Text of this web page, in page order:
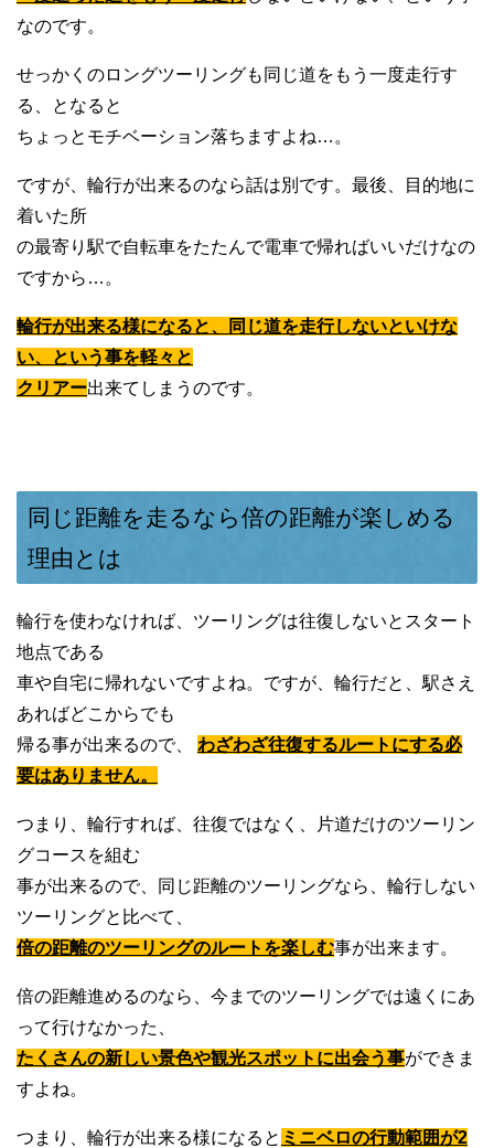
なのです。
せっかくのロングツーリングも同じ道をもう一度走行す
る、となると
ちょっとモチベーション落ちますよね…。
ですが、輪行が出来るのなら話は別です。最後、目的地に
着いた所
の最寄り駅で自転車をたたんで電車で帰ればいいだけなの
ですから…。
輪行が出来る様になると、同じ道を走行しないといけな
い、という事を軽々と
クリアー出来てしまうのです。
同じ距離を走るなら倍の距離が楽しめる
理由とは
輪行を使わなければ、ツーリングは往復しないとスタート
地点である
車や自宅に帰れないですよね。ですが、輪行だと、駅さえ
あればどこからでも
帰る事が出来るので、 わざわざ往復するルートにする必
要はありません。
つまり、輪行すれば、往復ではなく、片道だけのツーリン
グコースを組む
事が出来るので、同じ距離のツーリングなら、輪行しない
ツーリングと比べて、
倍の距離のツーリングのルートを楽しむ事が出来ます。
倍の距離進めるのなら、今までのツーリングでは遠くにあ
って行けなかった、
たくさんの新しい景色や観光スポットに出会う事ができま
すよね。
つまり、輪行が出来る様になると ミニベロの行動範囲が2